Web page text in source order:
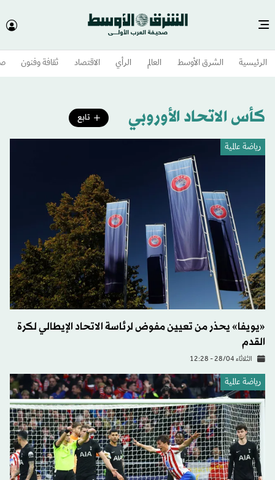
الرئيسية الشرق الأوسط​ العالم الرأي الاقتصاد ثقافة وفنون
كأس الاتحاد الأوروبي تابع
رياضة عالمية
«يويفا» يحذر من تعيين مفوض لرئاسة الاتحاد الإيطالي لكرة
القدم
الثلاثاء 28/04 - 12:28
رياضة عالمية